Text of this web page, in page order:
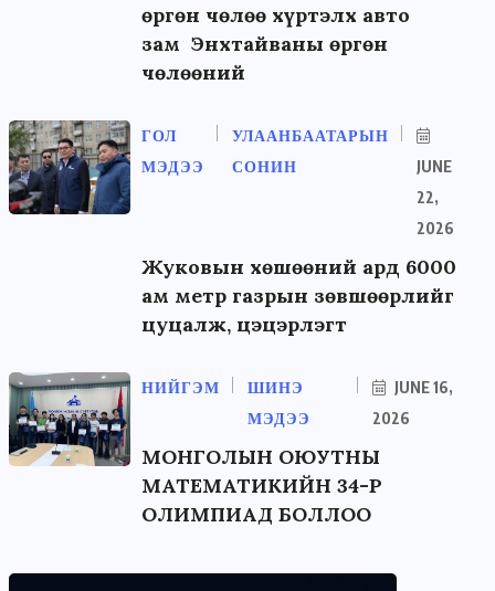
өргөн чөлөө хүртэлх авто
зам Энхтайваны өргөн
чөлөөний
ГОЛ
МЭДЭЭ
УЛААНБААТАРЫН
СОНИН
JUNE
22,
2026
Жуковын хөшөөний ард 6000
ам метр газрын зөвшөөрлийг
цуцалж, цэцэрлэгт
НИЙГЭМ
ШИНЭ
МЭДЭЭ
JUNE 16,
2026
МОНГОЛЫН ОЮУТНЫ
МАТЕМАТИКИЙН 34-Р
ОЛИМПИАД БОЛЛОО